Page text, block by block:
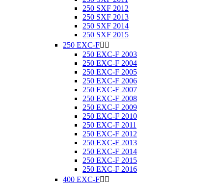
250 SXF 2012
250 SXF 2013
250 SXF 2014
250 SXF 2015
250 EXC-F 
250 EXC-F 2003
250 EXC-F 2004
250 EXC-F 2005
250 EXC-F 2006
250 EXC-F 2007
250 EXC-F 2008
250 EXC-F 2009
250 EXC-F 2010
250 EXC-F 2011
250 EXC-F 2012
250 EXC-F 2013
250 EXC-F 2014
250 EXC-F 2015
250 EXC-F 2016
400 EXC-F 